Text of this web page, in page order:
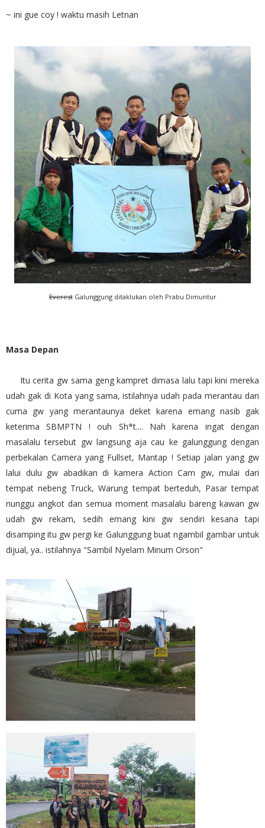
~ ini gue coy ! waktu masih Letnan
EverestGalunggung ditaklukan oleh Prabu Dimuntur
Masa Depan
Itu cerita gw sama geng kampret dimasa lalu tapi kini mereka
udah gak di Kota yang sama, istilahnya udah pada merantau dan
cuma gw yang merantaunya deket karena emang nasib gak
keterima SBMPTN ! ouh Sh*t.... Nah karena ingat dengan
masalalu tersebut gw langsung aja cau ke galunggung dengan
perbekalan Camera yang Fullset, Mantap ! Setiap jalan yang gw
lalui dulu gw abadikan di kamera Action Cam gw, mulai dari
tempat nebeng Truck, Warung tempat berteduh, Pasar tempat
nunggu angkot dan semua moment masalalu bareng kawan gw
udah gw rekam, sedih emang kini gw sendiri kesana tapi
disamping itu gw pergi ke Galunggung buat ngambil gambar untuk
dijual, ya.. istilahnya "Sambil Nyelam Minum Orson"